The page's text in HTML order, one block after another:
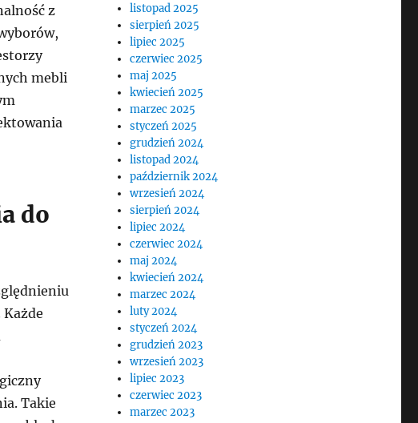
z
mebli
do
Takie
listopad 2025
sierpień 2025
lipiec 2025
czerwiec 2025
maj 2025
kwiecień 2025
marzec 2025
styczeń 2025
grudzień 2024
listopad 2024
październik 2024
wrzesień 2024
sierpień 2024
lipiec 2024
czerwiec 2024
maj 2024
kwiecień 2024
marzec 2024
luty 2024
styczeń 2024
grudzień 2023
wrzesień 2023
lipiec 2023
czerwiec 2023
marzec 2023